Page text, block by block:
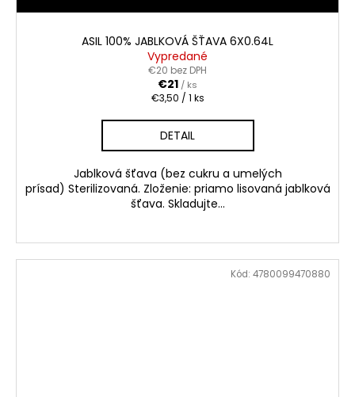
ASIL 100% JABLKOVÁ ŠŤAVA 6X0.64L
Vypredané
€20 bez DPH
€21 / ks
Jednotková
€3,50 / 1 ks
DETAIL
Jablková šťava (bez cukru a umelých
prísad) Sterilizovaná. Zloženie: priamo lisovaná jablková
šťava. Skladujte...
Kód: 4780099470880